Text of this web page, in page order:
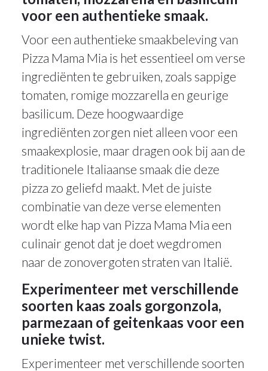
voor een authentieke smaak.
Voor een authentieke smaakbeleving van
Pizza Mama Mia is het essentieel om verse
ingrediënten te gebruiken, zoals sappige
tomaten, romige mozzarella en geurige
basilicum. Deze hoogwaardige
ingrediënten zorgen niet alleen voor een
smaakexplosie, maar dragen ook bij aan de
traditionele Italiaanse smaak die deze
pizza zo geliefd maakt. Met de juiste
combinatie van deze verse elementen
wordt elke hap van Pizza Mama Mia een
culinair genot dat je doet wegdromen
naar de zonovergoten straten van Italië.
Experimenteer met verschillende
soorten kaas zoals gorgonzola,
parmezaan of geitenkaas voor een
unieke twist.
Experimenteer met verschillende soorten